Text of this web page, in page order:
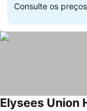
Consulte os
Elysees Union